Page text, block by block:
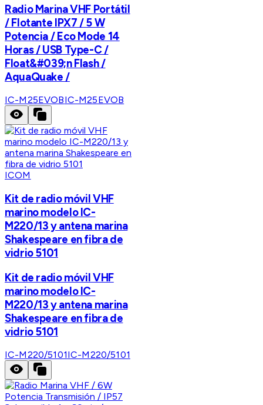
Radio Marina VHF Portátil
/ Flotante IPX7 / 5 W
Potencia / Eco Mode 14
Horas / USB Type-C /
Float&#039;n Flash /
AquaQuake /
IC-M25EVOBIC-M25EVOB
ICOM
Kit de radio móvil VHF
marino modelo IC-
M220/13 y antena marina
Shakespeare en fibra de
vidrio 5101
Kit de radio móvil VHF
marino modelo IC-
M220/13 y antena marina
Shakespeare en fibra de
vidrio 5101
IC-M220/5101IC-M220/5101